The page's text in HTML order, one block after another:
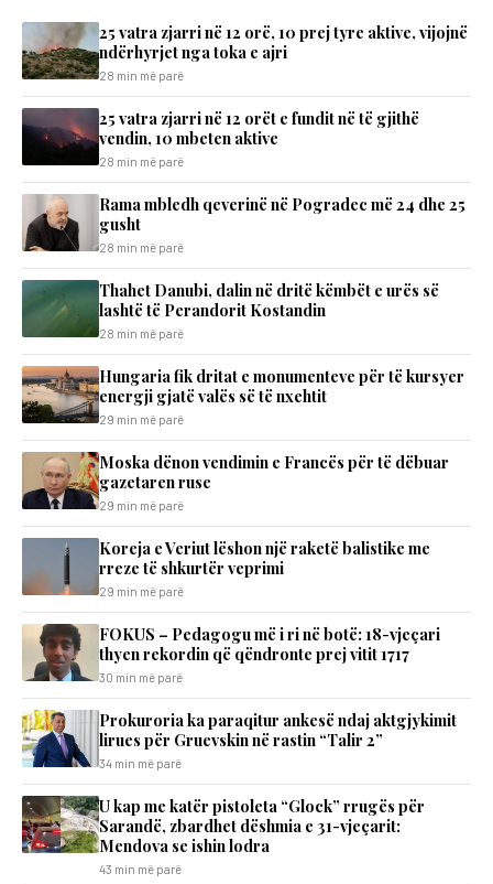
25 vatra zjarri në 12 orë, 10 prej tyre aktive, vijojnë
ndërhyrjet nga toka e ajri
28 min më parë
25 vatra zjarri në 12 orët e fundit në të gjithë
vendin, 10 mbeten aktive
28 min më parë
Rama mbledh qeverinë në Pogradec më 24 dhe 25
gusht
28 min më parë
Thahet Danubi, dalin në dritë këmbët e urës së
lashtë të Perandorit Kostandin
28 min më parë
Hungaria fik dritat e monumenteve për të kursyer
energji gjatë valës së të nxehtit
29 min më parë
Moska dënon vendimin e Francës për të dëbuar
gazetaren ruse
29 min më parë
Koreja e Veriut lëshon një raketë balistike me
rreze të shkurtër veprimi
29 min më parë
FOKUS – Pedagogu më i ri në botë: 18-vjeçari
thyen rekordin që qëndronte prej vitit 1717
30 min më parë
Prokuroria ka paraqitur ankesë ndaj aktgjykimit
lirues për Gruevskin në rastin “Talir 2”
34 min më parë
U kap me katër pistoleta “Glock” rrugës për
Sarandë, zbardhet dëshmia e 31-vjeçarit:
Mendova se ishin lodra
43 min më parë